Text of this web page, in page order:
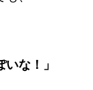
な！」